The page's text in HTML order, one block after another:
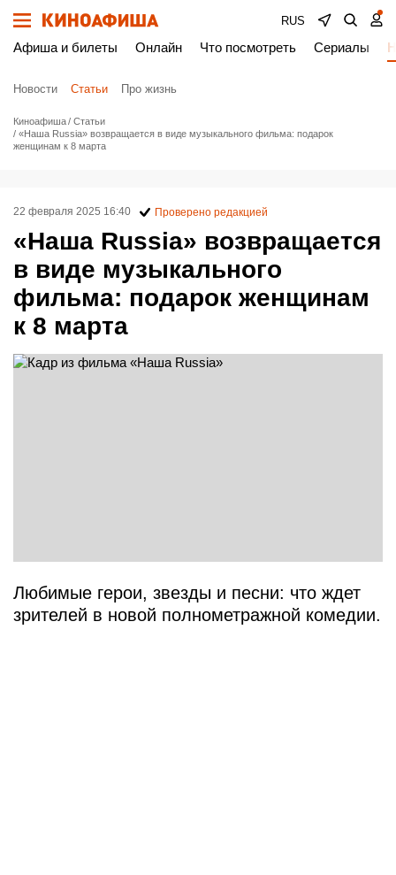
RUS
Афиша и билеты Онлайн Что посмотреть Сериалы
Новости Статьи Про жизнь
Киноафиша
Статьи
«Наша Russia» возвращается в виде музыкального фильма: подарок
женщинам к 8 марта
«Наша Russia» возвращается
в виде музыкального
фильма: подарок женщинам
к 8 марта
22 февраля 2025 16:40 Проверено редакцией
Любимые герои, звезды и песни: что ждет
зрителей в новой полнометражной комедии.